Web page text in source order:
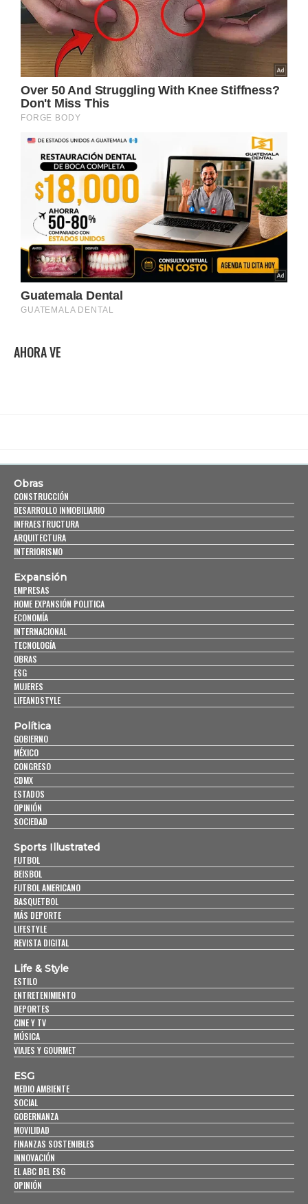
AHORA VE
Obras
CONSTRUCCIÓN
DESARROLLO INMOBILIARIO
INFRAESTRUCTURA
ARQUITECTURA
INTERIORISMO
Expansión
EMPRESAS
HOME EXPANSIÓN POLITICA
ECONOMÍA
INTERNACIONAL
TECNOLOGÍA
OBRAS
ESG
MUJERES
LIFEANDSTYLE
Política
GOBIERNO
MÉXICO
CONGRESO
CDMX
ESTADOS
OPINIÓN
SOCIEDAD
Sports Illustrated
FUTBOL
BEISBOL
FUTBOL AMERICANO
BASQUETBOL
MÁS DEPORTE
LIFESTYLE
REVISTA DIGITAL
Life & Style
ESTILO
ENTRETENIMIENTO
DEPORTES
CINE Y TV
MÚSICA
VIAJES Y GOURMET
ESG
MEDIO AMBIENTE
SOCIAL
GOBERNANZA
MOVILIDAD
FINANZAS SOSTENIBLES
INNOVACIÓN
EL ABC DEL ESG
OPINIÓN